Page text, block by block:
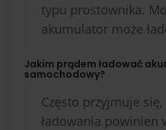
typu prostownika.
akumulator może
Jakim prądem ładować
samochodowy?
Często przyjmuje się,
ładowania powinien